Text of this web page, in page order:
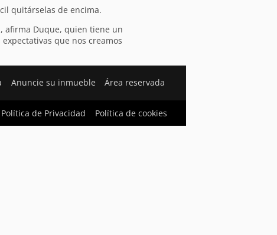
quitárselas de encima.
afirma Duque, quien tiene un
que nos creamos
Anuncie su inmueble Área reservada
Política de Privacidad Política de cookies